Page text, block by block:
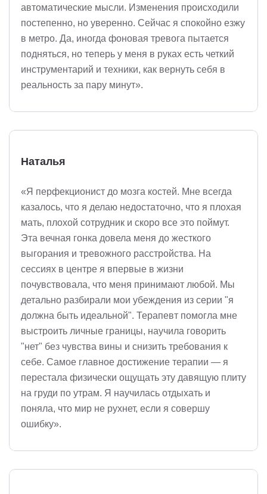
автоматические мысли. Изменения происходили
постепенно, но уверенно. Сейчас я спокойно езжу
в метро. Да, иногда фоновая тревога пытается
подняться, но теперь у меня в руках есть четкий
инструментарий и техники, как вернуть себя в
реальность за пару минут».
Наталья
«Я перфекционист до мозга костей. Мне всегда
казалось, что я делаю недостаточно, что я плохая
мать, плохой сотрудник и скоро все это поймут.
Эта вечная гонка довела меня до жесткого
выгорания и тревожного расстройства. На
сессиях в центре я впервые в жизни
почувствовала, что меня принимают любой. Мы
детально разбирали мои убеждения из серии "я
должна быть идеальной". Терапевт помогла мне
выстроить личные границы, научила говорить
"нет" без чувства вины и снизить требования к
себе. Самое главное достижение терапии — я
перестала физически ощущать эту давящую плиту
на груди по утрам. Я научилась отдыхать и
поняла, что мир не рухнет, если я совершу
ошибку».